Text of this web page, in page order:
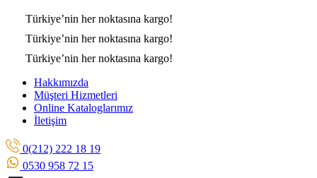
Türkiye’nin her noktasına kargo!
Türkiye’nin her noktasına kargo!
Türkiye’nin her noktasına kargo!
Hakkımızda
Müşteri Hizmetleri
Online Kataloglarımız
İletişim
0(212) 222 18 19
0530 958 72 15